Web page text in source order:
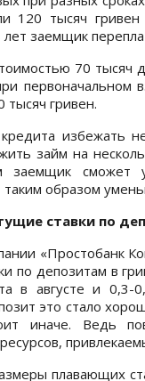
120 тысяч
лет заемщик
70 тысяч
первоначальном
тысяч гривен.
избежать
займ на
сможет
таким образом
ставки по
«Простобанк
по депозитам в
в августе и 0,3-
это стало
иначе. Ведь
плавающих